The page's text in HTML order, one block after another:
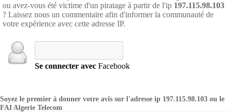
ou avez-vous été victime d'un piratage à partir de l'ip 197.115.98.103
? Laissez nous un commentaire afin d'informer la communauté de
votre expérience avec cette adresse IP.
Se connecter avec Facebook
Soyez le premier à donner votre avis sur l'adresse ip 197.115.98.103 ou le
FAI Algerie Telecom